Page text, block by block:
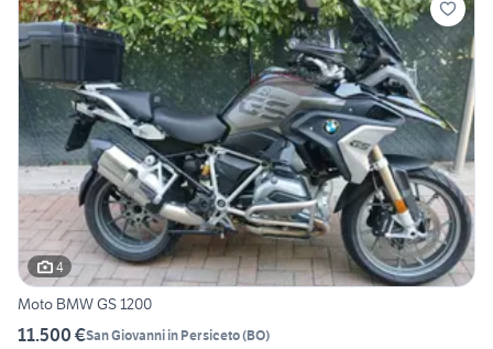
4
Moto BMW GS 1200
11.500 €San Giovanni in Persiceto(BO)